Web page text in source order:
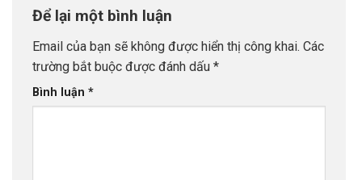
Để lại một bình luận
Email của bạn sẽ không được hiển thị công khai. Các
trường bắt buộc được đánh dấu *
Bình luận *